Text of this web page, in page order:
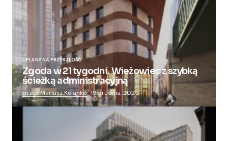
PLANY NA PRZYSZŁOŚĆ
Zgoda w 21 tygodni. Wieżowiec z szybką
ścieżką administracyjną
przez Mariusz Kolanko 19 grudnia, 2025